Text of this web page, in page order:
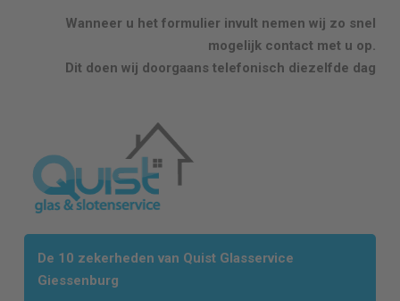
Wanneer u het formulier invult nemen wij zo snel
mogelijk contact met u op.
Dit doen wij doorgaans telefonisch diezelfde dag
De 10 zekerheden van Quist Glasservice
Giessenburg